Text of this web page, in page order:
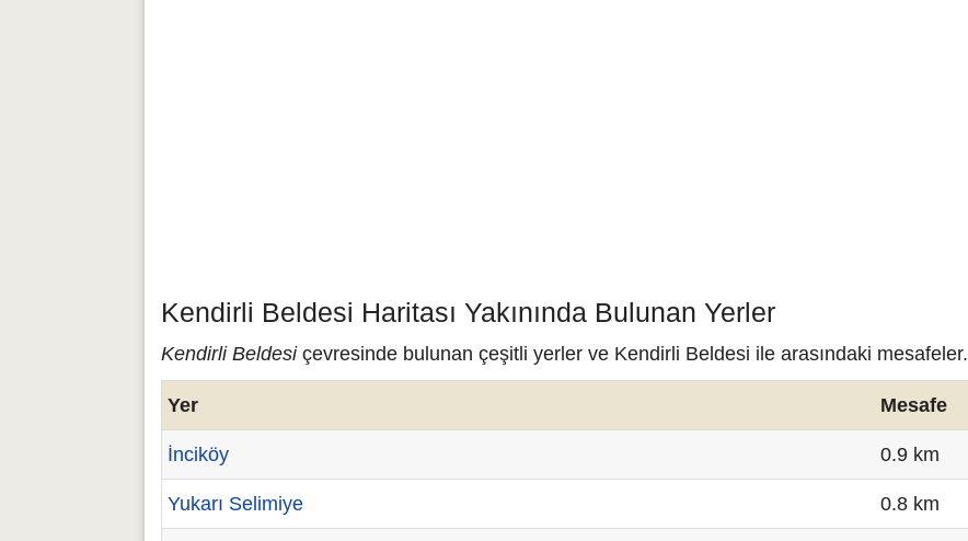
Kendirli Beldesi Haritası Yakınında Bulunan Yerler
Kendirli Beldesiçevresinde bulunan çeşitli yerler ve Kendirli Beldesi ile arasındaki mesafeler.
Yer Mesafe
İnciköy 0.9 km
Yukarı Selimiye 0.8 km